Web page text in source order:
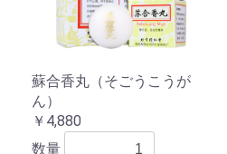
蘇合香丸（そごうこうが
ん）
￥4,880
数量